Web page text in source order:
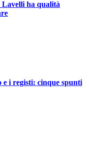
Lavelli ha qualità
e i registi: cinque spunti